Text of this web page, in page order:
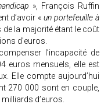
», François Ruffin
d’avoir «un portefeuille à
de la majorité étant le coût
d’euros.
l’incapacité de
euros mensuels, elle est
Elle compte aujourd’hui
270 000 sont en couple,
d’euros.